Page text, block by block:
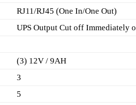
RJ11/RJ45 (One In/One Out)
UPS Output Cut off Immediately
(3) 12V / 9AH
3
5